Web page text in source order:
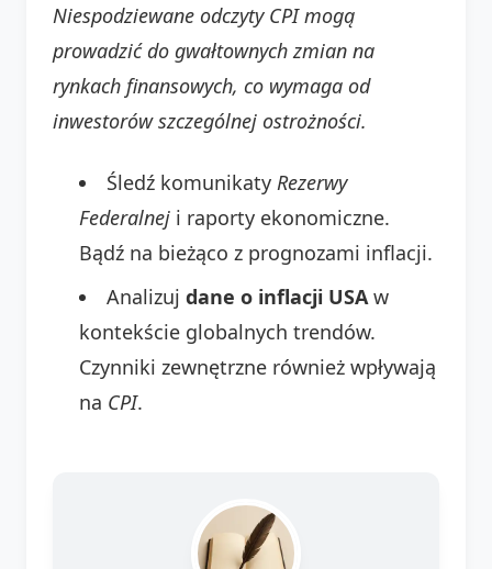
Niespodziewane odczyty CPI mogą
prowadzić do gwałtownych zmian na
rynkach finansowych, co wymaga od
inwestorów szczególnej ostrożności.
Śledź komunikaty Rezerwy
Federalnej i raporty ekonomiczne.
Bądź na bieżąco z prognozami inflacji.
Analizuj dane o inflacji USA w
kontekście globalnych trendów.
Czynniki zewnętrzne również wpływają
na CPI.